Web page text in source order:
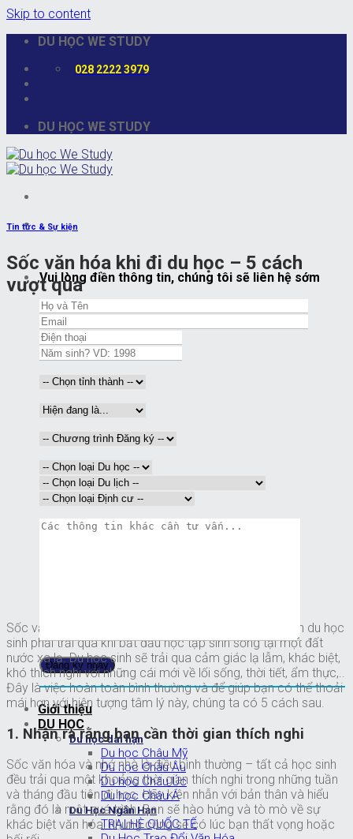
Skip to content
DU HỌC WE STUDY
028 2222 3979
DU HỌC WE STUDY
Vui lòng điền thông tin, chúng tôi sẽ liên hệ sớm
Giới thiệu
DU HỌC
Du học dài hạn
Du học Châu Mỹ
Du học Châu Âu
Du học Châu Úc
Du học Châu Á
Du Học Ngắn Hạn
TRẠI HÈ QUỐC TẾ
Tin tức & Sự kiện
Sốc văn hóa khi đi du học – 5 cách
vượt qua
Sốc văn hóa là một hiện tượng tâm sinh lý mà phần lớn du học
sinh phải trải qua khi bắt đầu học tập sinh sống tại một đất
nước xa lạ. Du học sinh sẽ trải qua cảm giác lạ lẫm, khác biệt,
khó thích nghi với những cái mới về lối sống, thời tiết, ẩm thực,..
Đây là việc hoàn toàn bình thường và để giúp bạn có thể thoải
mái hơn với hiện tượng tâm lý này, chúng ta có 5 cách sau.
1. Nhận ra rằng bạn cần thời gian thích nghi
Sốc văn hóa và nhớ nhà là điều bình thường – tất cả học sinh
đều trải qua một khoảng thời gian thích nghi trong những tuần
và tháng đầu tiên đi học. Hãy kiên nhẫn với bản thân và hiểu
rằng đó là một quá trình. Bạn sẽ hào hứng và tò mò về sự
khác biệt văn hóa, nhưng cũng sẽ có lúc bạn thất vọng hoặc